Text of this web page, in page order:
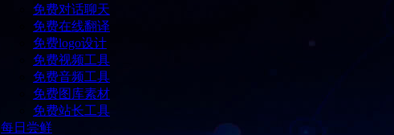
免费对话聊天
免费在线翻译
免费logo设计
免费视频工具
免费音频工具
免费图库素材
免费站长工具
每日尝鲜